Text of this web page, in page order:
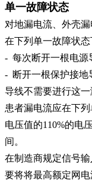
单一故障状态
对地漏电流、外壳
在下列单一故障状态
- 每次断开一根电源
- 断开一根保护接地
导线不需要进行这一
患者漏电流应在下
电压值的110%的电
间。
在制造商规定信号
要将将最高额定网